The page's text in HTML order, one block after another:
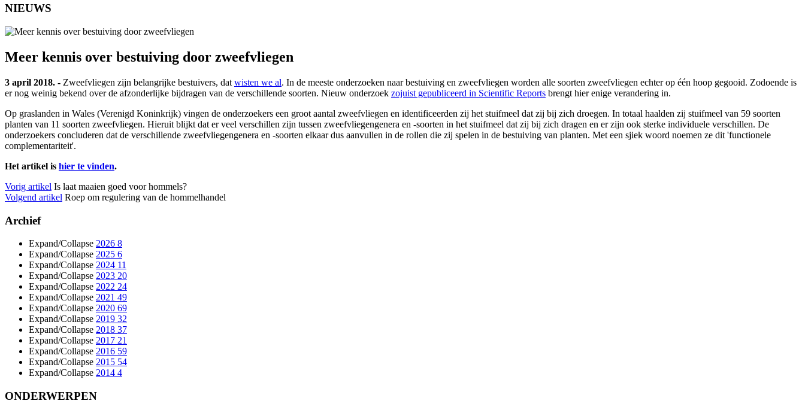
NIEUWS
Meer kennis over bestuiving door zweefvliegen
3 april 2018. - Zweefvliegen zijn belangrijke bestuivers, dat wisten we al. In de meeste onderzoeken naar bestuiving en zweefvliegen worden alle soorten zweefvliegen echter op één hoop gegooid. Zodoende is
er nog weinig bekend over de afzonderlijke bijdragen van de verschillende soorten. Nieuw onderzoek zojuist gepubliceerd in Scientific Reports brengt hier enige verandering in.
Op graslanden in Wales (Verenigd Koninkrijk) vingen de onderzoekers een groot aantal zweefvliegen en identificeerden zij het stuifmeel dat zij bij zich droegen. In totaal haalden zij stuifmeel van 59 soorten
planten van 11 soorten zweefvliegen. Hieruit blijkt dat er veel verschillen zijn tussen zweefvliegengenera en -soorten in het stuifmeel dat zij bij zich dragen en er zijn ook sterke individuele verschillen. De
onderzoekers concluderen dat de verschillende zweefvliegengenera en -soorten elkaar dus aanvullen in de rollen die zij spelen in de bestuiving van planten. Met een sjiek woord noemen ze dit 'functionele
complementariteit'.
Het artikel is hier te vinden.
Vorig artikel Is laat maaien goed voor hommels?
Volgend artikel Roep om regulering van de hommelhandel
Archief
Expand/Collapse 2026 8
Expand/Collapse 2025 6
Expand/Collapse 2024 11
Expand/Collapse 2023 20
Expand/Collapse 2022 24
Expand/Collapse 2021 49
Expand/Collapse 2020 69
Expand/Collapse 2019 32
Expand/Collapse 2018 37
Expand/Collapse 2017 21
Expand/Collapse 2016 59
Expand/Collapse 2015 54
Expand/Collapse 2014 4
ONDERWERPEN